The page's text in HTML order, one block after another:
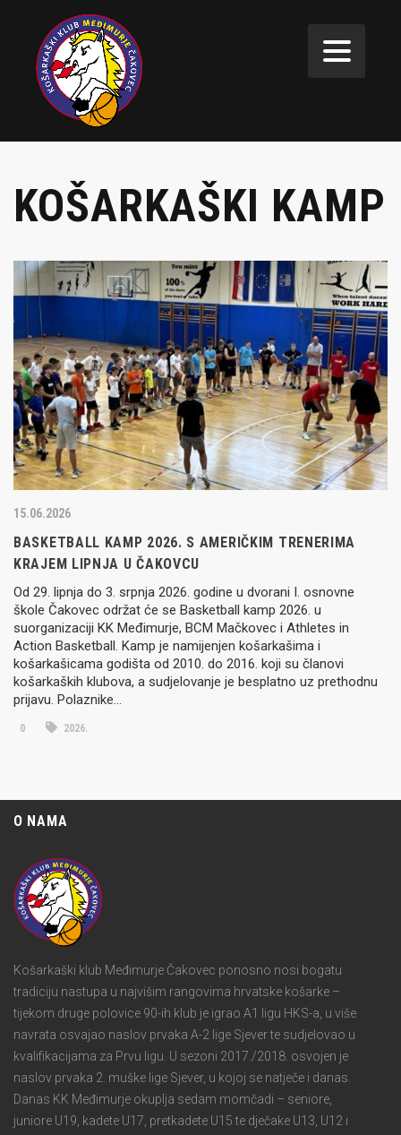
KOŠARKAŠKI KAMP
15.06.2026
BASKETBALL KAMP 2026. S AMERIČKIM TRENERIMA
KRAJEM LIPNJA U ČAKOVCU
Od 29. lipnja do 3. srpnja 2026. godine u dvorani I. osnovne
škole Čakovec održat će se Basketball kamp 2026. u
suorganizaciji KK Međimurje, BCM Mačkovec i Athletes in
Action Basketball. Kamp je namijenjen košarkašima i
košarkašicama godišta od 2010. do 2016. koji su članovi
košarkaških klubova, a sudjelovanje je besplatno uz prethodnu
prijavu. Polaznike…
0 2026.
O NAMA
Košarkaški klub Međimurje Čakovec ponosno nosi bogatu
tradiciju nastupa u najvišim rangovima hrvatske košarke –
tijekom druge polovice 90-ih klub je igrao A1 ligu HKS-a, u više
navrata osvajao naslov prvaka A-2 lige Sjever te sudjelovao u
kvalifikacijama za Prvu ligu. U sezoni 2017./2018. osvojen je
naslov prvaka 2. muške lige Sjever, u kojoj se natječe i danas.
Danas KK Međimurje okuplja sedam momčadi – seniore,
juniore U19, kadete U17, pretkadete U15 te dječake U13, U12 i